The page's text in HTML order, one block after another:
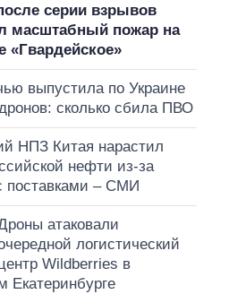
серии взрывов
масштабный пожар на
«Гвардейское»
выпустила по Украине
сколько сбила ПВО
НПЗ Китая нарастил
нефти из-за
поставками – СМИ
атаковали
логистический
Wildberries в
Екатеринбурге